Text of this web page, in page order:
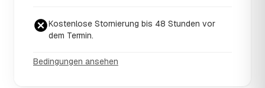
Kostenlose Stornierung bis 48 Stunden vor
dem Termin.
Bedingungen ansehen